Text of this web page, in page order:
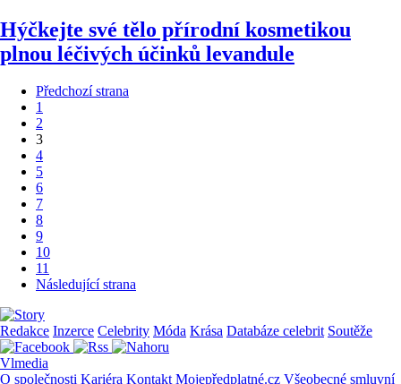
Hýčkejte své tělo přírodní kosmetikou
plnou léčivých účinků levandule
Předchozí strana
1
2
3
4
5
6
7
8
9
10
11
Následující strana
Redakce Inzerce Celebrity Móda Krása Databáze celebrit Soutěže
Vlmedia
O společnosti Kariéra Kontakt Mojepředplatné.cz Všeobecné smluvní